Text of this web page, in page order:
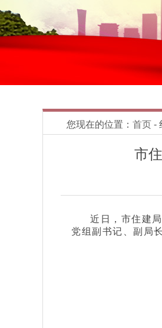
您现在的位置： 首页 -
市
近日，市住建
党组副书记、副局